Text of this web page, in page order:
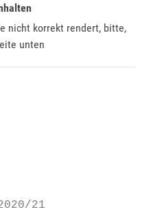
nicht korrekt rendert, bitte,
unten
21